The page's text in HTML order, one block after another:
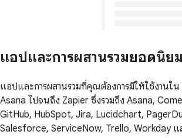
แอปและการผสานรวมยอดนิยม
แอปและการผสานรวมที่คุณต้องการมีให้ใช้งานใ
Asana ไปจนถึง Zapier ซึ่งรวมถึง Asana,
GitHub, HubSpot, Jira, Lucidchart,
Salesforce, ServiceNow, Trello, Workday แ